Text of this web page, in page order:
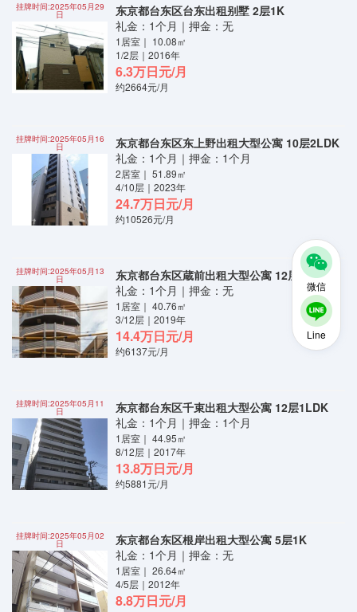
微信
Line
挂牌时间:2025年05月29
日
东京都台东区台东出租别墅 2层1K
礼金：1个月｜押金：无
1居室｜ 10.08㎡
1/2层｜2016年
6.3万日元/月
约2664元/月
挂牌时间:2025年05月16
日
东京都台东区东上野出租大型公寓 10层2LDK
礼金：1个月｜押金：1个月
2居室｜ 51.89㎡
4/10层｜2023年
24.7万日元/月
约10526元/月
挂牌时间:2025年05月13
日
东京都台东区蔵前出租大型公寓 12层1LDK
礼金：1个月｜押金：无
1居室｜ 40.76㎡
3/12层｜2019年
14.4万日元/月
约6137元/月
挂牌时间:2025年05月11
日
东京都台东区千束出租大型公寓 12层1LDK
礼金：1个月｜押金：1个月
1居室｜ 44.95㎡
8/12层｜2017年
13.8万日元/月
约5881元/月
挂牌时间:2025年05月02
日
东京都台东区根岸出租大型公寓 5层1K
礼金：1个月｜押金：无
1居室｜ 26.64㎡
4/5层｜2012年
8.8万日元/月